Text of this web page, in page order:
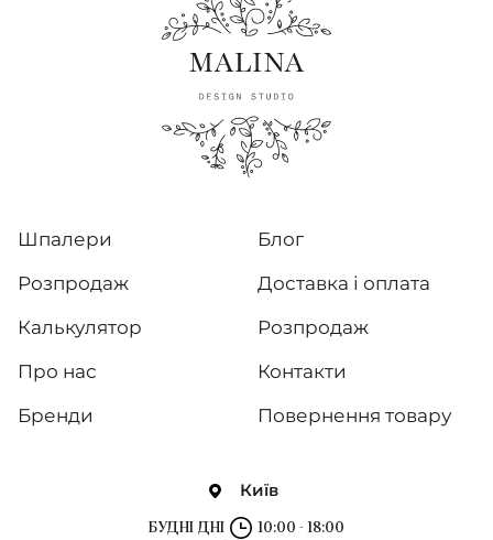
Київ
БУДНІ ДНІ
10:00 - 18:00
Шпалери
Розпродаж
Калькулятор
Про нас
Бренди
Блог
Доставка і оплата
Розпродаж
Контакти
Повернення товару